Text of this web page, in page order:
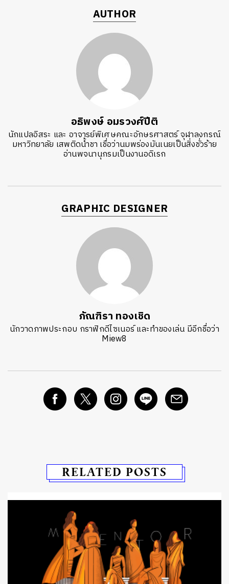
AUTHOR
อธิพงษ์ อมรวงศ์ปีติ
นักแปลอิสระ และ อาจารย์พิเศษคณะอักษรศาสตร์ จุฬาลงกรณ์
มหาวิทยาลัย เสพติดน้ำชา เชื่อว่านมพร่องมันเนยเป็นสิ่งชั่วร้าย
อ่านพจนานุกรมเป็นงานอดิเรก
GRAPHIC DESIGNER
ภัณฑิรา ทองเชิด
นักวาดภาพประกอบ กราฟิกดีไซเนอร์ และทำของเล่น มีอีกชื่อว่า
Miew8
RELATED POSTS